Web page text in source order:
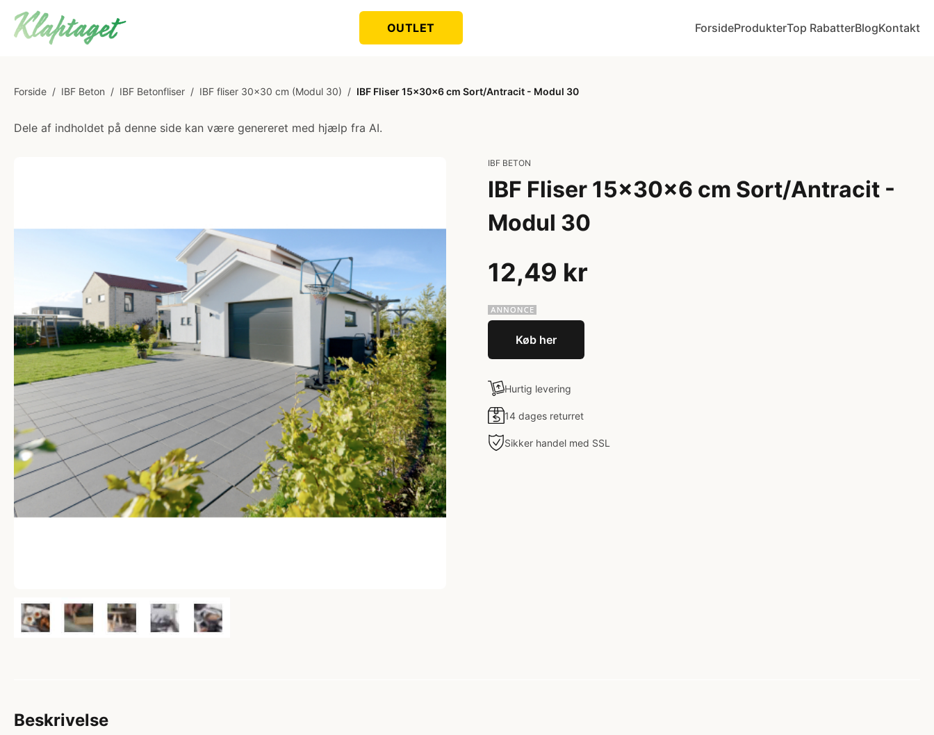
OUTLET ForsideProdukterTop RabatterBlogKontakt
Forside / IBF Beton / IBF Betonfliser / IBF fliser 30x30 cm (Modul 30) / IBF Fliser 15x30x6 cm Sort/Antracit - Modul 30
Dele af indholdet på denne side kan være genereret med hjælp fra AI.
IBF BETON
IBF Fliser 15x30x6 cm Sort/Antracit -
Modul 30
12,49 kr
Køb her
Hurtig levering
14 dages returret
Sikker handel med SSL
Beskrivelse